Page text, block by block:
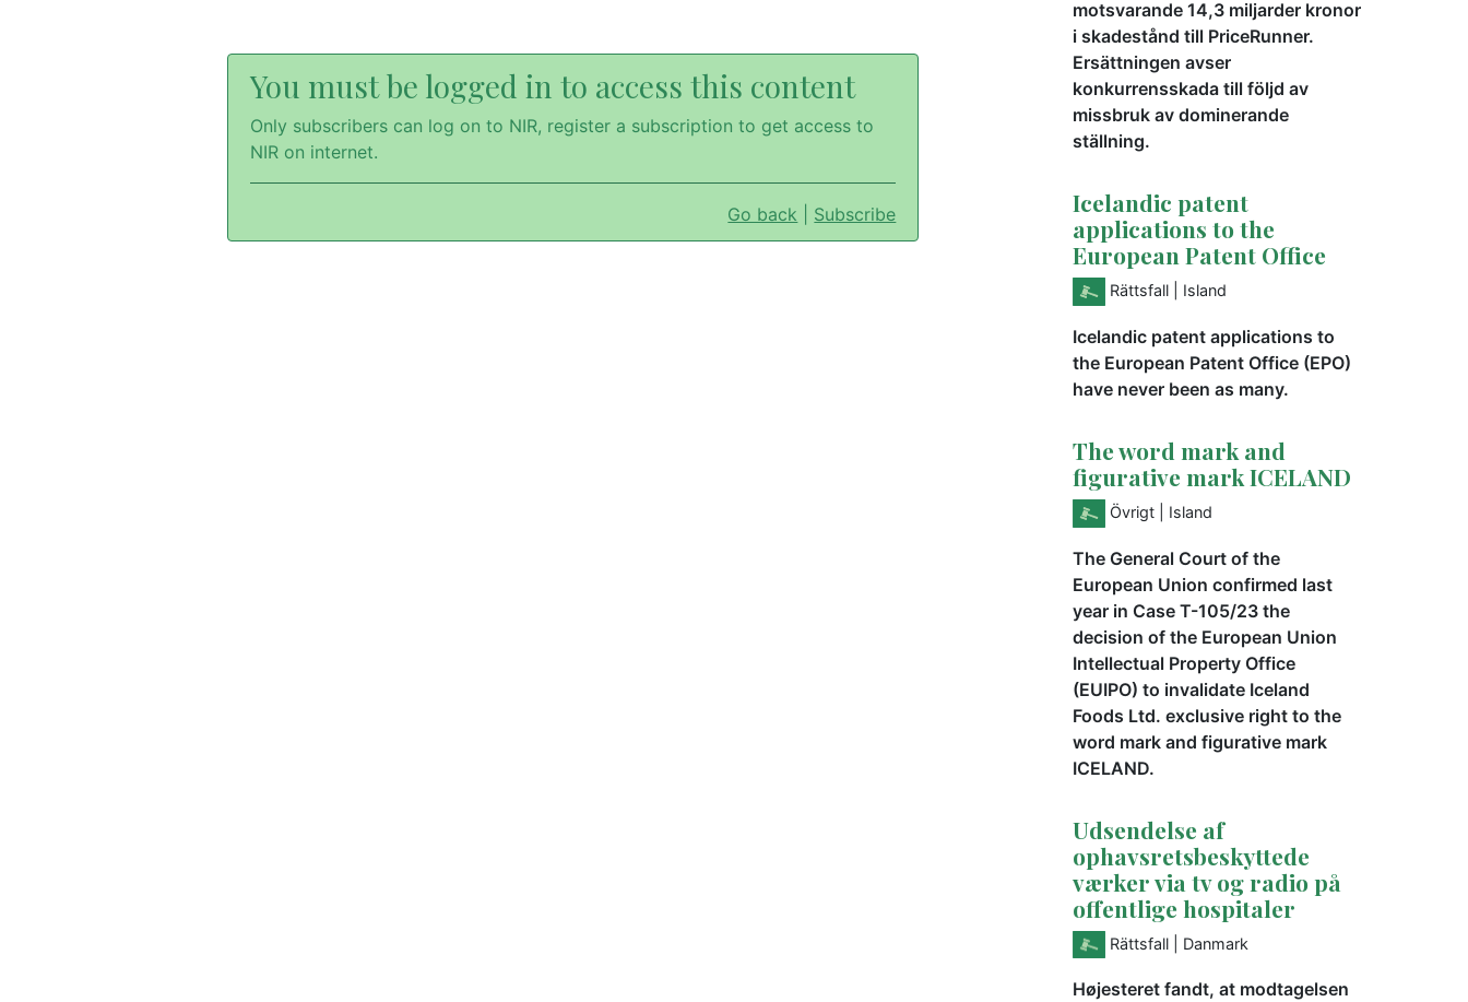
You must be logged in to access this content
Only subscribers can log on to NIR, register a subscription to get access to
NIR on internet.
Go back Subscribe
motsvarande 14,3 miljarder kronor
i skadestånd till PriceRunner.
Ersättningen avser
konkurrensskada till följd av
missbruk av dominerande
ställning.
Icelandic patent
applications to the
European Patent Office
Rättsfall | Island
Icelandic patent applications to
the European Patent Office (EPO)
have never been as many.
The word mark and
figurative mark ICELAND
Övrigt | Island
The General Court of the
European Union confirmed last
year in Case T-105/23 the
decision of the European Union
Intellectual Property Office
(EUIPO) to invalidate Iceland
Foods Ltd. exclusive right to the
word mark and figurative mark
ICELAND.
Udsendelse af
ophavsretsbeskyttede
værker via tv og radio på
offentlige hospitaler
Rättsfall | Danmark
Højesteret fandt, at modtagelsen